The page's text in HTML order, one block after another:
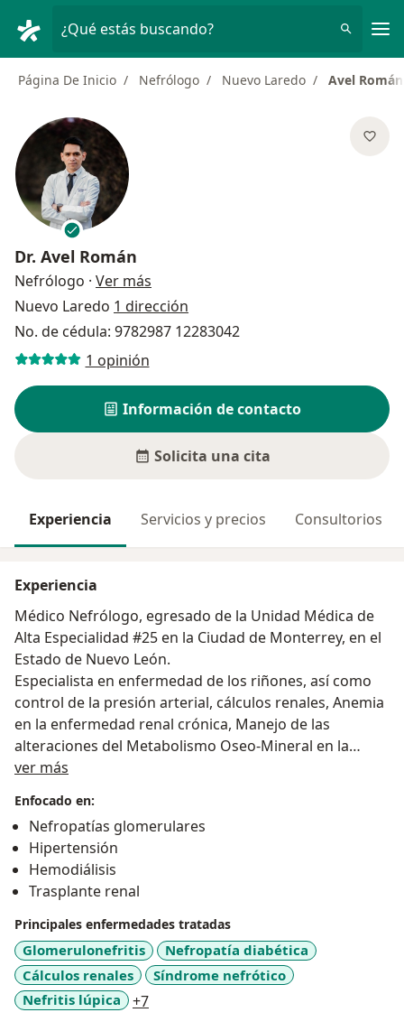
¿Qué estás buscando?
Página De Inicio Nefrólogo Nuevo Laredo Avel Román
Dr. Avel Román
Nefrólogo · Ver más
Nuevo Laredo 1 dirección
No. de cédula: 9782987 12283042
1 opinión
Información de contacto
Solicita una cita
Experiencia Servicios y precios Consultorios
Experiencia
Médico Nefrólogo, egresado de la Unidad Médica de
Alta Especialidad #25 en la Ciudad de Monterrey, en el
Estado de Nuevo León.
Especialista en enfermedad de los riñones, así como
control de la presión arterial, cálculos renales, Anemia
en la enfermedad renal crónica, Manejo de las
alteraciones del Metabolismo Oseo-Mineral en la
Enfermedad Renal Crónica, Seguimiento de pacientes
pacientes que desarrollan Lesión Renal Aguda, o
Enfermedad Renal Aguda. Tratamiento sustitutivos de
la función renal como son Hemodiálisis, Diálisis
Peritoneal, Protocolo de Trasplante Renal, y además
Cuidados paliativos.
ver más
Enfocado en:
Nefropatías glomerulares
Hipertensión
Hemodiálisis
Trasplante renal
Principales enfermedades tratadas
Glomerulonefritis
Nefropatía diabética
Cálculos renales
Síndrome nefrótico
Nefritis lúpica
+7a11y_sr_more_diseases